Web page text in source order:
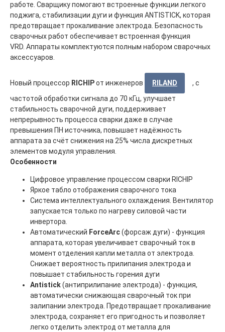
работе. Cварщику помогают встроенные функции легкого
поджига, стабилизации дуги и функция ANTISTICK, которая
предотвращает прокаливание электрода. Безопасность
сварочных работ обеспечивает встроенная функция
VRD. Аппараты комплектуются полным набором сварочных
аксессуаров.
Новый процессор RICHIPот инженеров RILAND
, с
частотой обработки сигнала до 70 кГц, улучшает
стабильность сварочной дуги, поддерживает
непрерывность процесса сварки даже в случае
превышения ПН источника, повышает надёжность
аппарата за счёт снижения на 25% числа дискретных
элементов модуля управления.
Особенности
Цифровое управление процессом сварки RICHIP
Яркое табло отображения сварочного тока
Система интеллектуального охлаждения. Вентилятор
запускается только по нагреву силовой части
инвертора.
Автоматический ForceArc(форсаж дуги) - функция
аппарата, которая увеличивает сварочный ток в
момент отделения капли металла от электрода.
Снижает вероятность прилипания электрода и
повышает стабильность горения дуги
Antistick(антиприлипание электрода) - функция,
автоматически снижающая сварочный ток при
залипании электрода. Предотвращает прокаливание
электрода, сохраняет его пригодность и позволяет
легко отделить электрод от металла для